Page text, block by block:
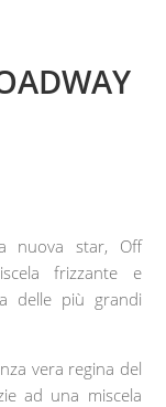
nuova star, Off
frizzante e
delle più grandi
vera regina del
ad una miscela